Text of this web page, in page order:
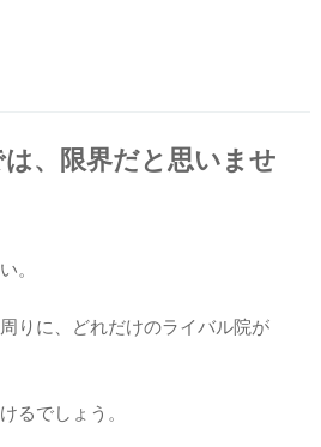
、限界だと思いませ
。
りに、どれだけのライバル院が
るでしょう。